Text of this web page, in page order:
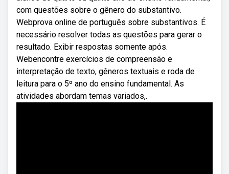
com questões sobre o gênero do substantivo.
Webprova online de português sobre substantivos. É
necessário resolver todas as questões para gerar o
resultado. Exibir respostas somente após.
Webencontre exercícios de compreensão e
interpretação de texto, gêneros textuais e roda de
leitura para o 5º ano do ensino fundamental. As
atividades abordam temas variados,.